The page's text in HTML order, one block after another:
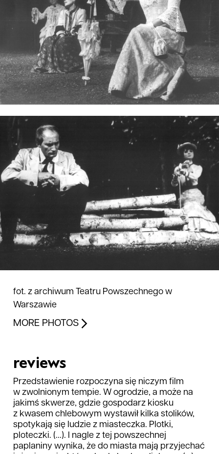
fot. z archiwum Teatru Powszechnego w
Warszawie
MORE PHOTOS
reviews
Przedstawienie rozpoczyna się niczym film
w zwolnionym tempie. W ogrodzie, a może na
jakimś skwerze, gdzie gospodarz kiosku
z kwasem chlebowym wystawił kilka stolików,
spotykają się ludzie z miasteczka. Plotki,
ploteczki. (...). I nagle z tej powszechnej
paplaniny wynika, że do miasta mają przyjechać